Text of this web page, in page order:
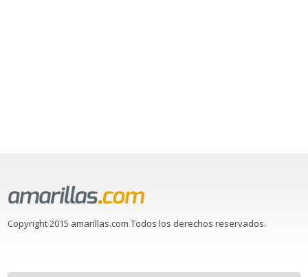
Copyright 2015 amarillas.com Todos los derechos reservados.